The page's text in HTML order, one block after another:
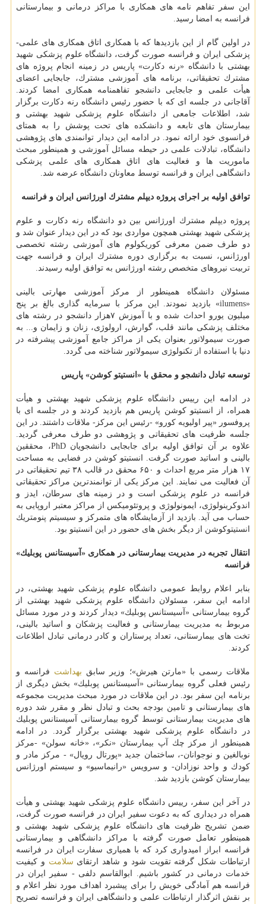
این سفر تفاهم نامه های همكاری با مراكز درمانی و بیمارستانی
فرانسه به امضا رسید.
در اولین گام از این بازدیدها كه با همكاری اتاق همكاری های علمی-
پزشكی ایران و فرانسه صورت گرفت، دانشگاه علوم پزشكی شهید
بهشتی با دانشگاه «رنه دكارت» پاریس در زمینه انجام پروژه های
مشترك تحقیقاتی، برنامه های آموزشی مشترك، جابجایی اعضای
هیأت علمی و جابجایی دانشجو تفاهمنامه همكاری امضا كردند.
آقاجانی در جلسه ای كه با حضور رئیس دانشگاه رنه دكارت برگزار
شد، اطلاعات جامعی از دانشگاه علوم پزشكی شهید بهشتی و
بیمارستان های تابعه و دانشكده های تحت پوشش را به همتای
فرانسوی خود ارائه نمود. در ادامه این دیدار توانمندی های پژوهشی
دانشگاه، تبادلات علمی در حیطه مسائل آموزشی و همینطور مبحث
ماموریت ها و فعالیت های اتاق همكاری های علمی پزشكی
دانشگاهی ایران و فرانسه توسط معاونان دانشگاه عرضه شد.
توافق اولیه بر اجرای پروژه دیپلم مشترك اورژانس ایران و فرانسه
پروژه دیپلم مشترك اورژانس بین دو دانشگاه رنه دكارت و علوم
پزشكی شهید بهشتی همچون مواردی بود كه در این دیدار عنوان شد و
دو طرف ضمن معرفی كوریكولوم های آموزشی رشته تخصصی
اورژانس، نسبت به برگزاری دوره مشترك ایران و فرانسه جهت
تربیت نیروهای متخصص رشته اورژانس به توافق اولیه رسیدند.
مسئولان دانشگاه همینطور از مركز آموزشی مهارتی بالینی
«ilumens» بازدید نمودند. این مركز با سرمایه گذاری بالغ بر پنج
میلیون یورو احداث شده و با آموزش ۷هزار دانشجو در رشته های
مختلف پزشكی مانند قلب، گوارش، ارولوژی، زنان و زایمان و... به
صورت سیمولاتور بعنوان یكی از مراكز جامع آموزشی پیشرفته در
دنیا با استفاده از تكنولوژی سیمولاتور شناخته می گردد.
توسعه تبادل دانشجو و محقق با «انستیتو كوشن» پاریس
در ادامه این رییس دانشگاه علوم پزشكی شهید بهشتی و هیأت
همراه، از انستیتو كوشن پاریس هم بازدید كردند و در جلسه ای با
پروفسور «پیر اولیویه كورو» -رئیس این مركز- ملاقات داشتند. در این
جلسه ظرفیت های تحقیقاتی و پژوهشی دو طرف معرفی گردید.
علاوه بر آن توافق اولیه برای جابجایی دانشجویان PhD، محققین
بالینی و اساتید صورت گرفت. انستیتو كوشن در فضایی به مساحت
۱۷ هزار متر مربع احداث و ۶۵۰ محقق در قالب ۳۸ تیم تحقیقاتی در
آن فعالیت می نمایند. این مركز یكی از توانمندترین مراكز تحقیقاتی
فرانسه در علوم پزشكی است و در زمینه های سرطان، ایدز و
اندوكرینولوژی، ایمونولوژی و پروتئومیكس از مراكز معتبر اروپایی به
حساب می آید. بازدید از آزمایشگاه های متمركز و سیسیتم پنومتریك
انستیتوكوشن از دیگر بخش های حضور در این انستیتو بود.
انتقال تجربه در مدیریت بیمارستانی در همكاری «آسیستانس پوبلیك»
فرانسه
بنابر اعلام روابط عمومی دانشگاه علوم پزشكی شهید بهشتی، در
ادامه این سفر، مسئولان دانشگاه علوم پزشكی شهید بهشتی از
گروه بیمارستانی «آسیستانس پوبلیك» دیدار كردند و در مورد مسائل
مربوط به مدیریت بیمارستانی و فعالیت پزشكان و اساتید بالینی،
تخت های بیمارستانی، تعداد پرستاران و كادر درمانی تبادل اطلاعات
كردند.
ملاقات رسمی با «مارتن هیرش»؛ وزیر سابق بهداشت فرانسه و
رئیس فعلی گروه بیمارستانی «آسیستانس پوبلیك» بخش دیگری از
برنامه این سفر بود. در این ملاقات در مورد مبحث مدیریت مجموعه
های بیمارستانی و تامین بودجه بحث و تبادل نظر و مقرر شد دوره
های مدیریت بیمارستانی توسط گروه بیمارستانی آسیستانس پوبلیك
در دانشگاه علوم پزشكی شهید بهشتی برگزار گردد. در ادامه
همینطور از مركز چك آپ بیمارستان «نكر»، «خانه سولن» -مركز
نوبالغین و نوجوانان-، ساختمان جدید «پورتال رویال» - مركز مادر و
كودك و واحد نوزادان- و سرویس «رانیماسیو» و سیستم اورژانس
بیمارستان كوشن بازدید شد.
در آخر این سفر، رییس دانشگاه علوم پزشكی شهید بهشتی و هیأت
همراه در دیداری كه به دعوت سفیر ایران در فرانسه صورت گرفت،
ضمن تشریح ظرفیت های دانشگاه علوم پزشكی شهید بهشتی و
همینطور تعامل صورت گرفته با مراكز دانشگاهی و بیمارستانی
فرانسه ابراز امیدواری كرد كه با همیاری سفارت ایران در فرانسه
ارتباطات شكل گرفته تقویت شود و شاهد ارتقای سلامت و كیفیت
خدمات درمانی در كشور باشیم. ابوالقاسم دلفی - سفیر ایران در
فرانسه هم آمادگی خویش را برای پیشبرد اهداف مورد نظر اعلام و
بر نقش اثرگذار ارتباطات علمی و دانشگاهی ایران و فرانسه تصریح